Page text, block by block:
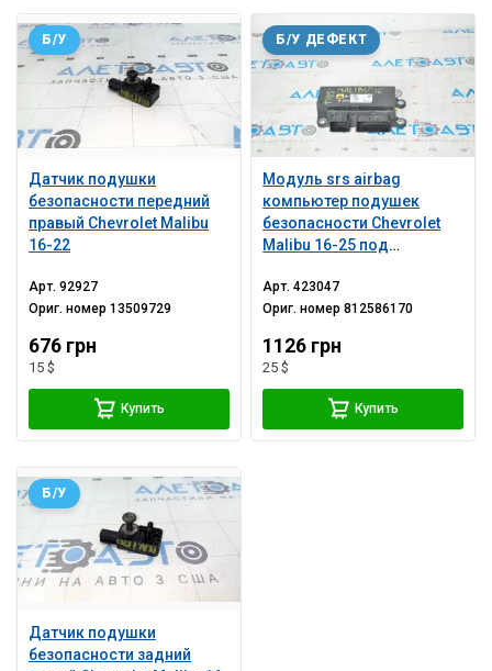
Датчик подушки
безопасности передний
правый Chevrolet Malibu
16-22
Б/У
Арт.92927
Ориг. номер13509729
676 грн
15 $
Купить
Модуль srs airbag
компьютер подушек
безопасности Chevrolet
Malibu 16-25 под
Б/У ДЕФЕКТ
Арт.423047
Ориг. номер812586170
1126 грн
25 $
Купить
Датчик подушки
безопасности задний
Б/У